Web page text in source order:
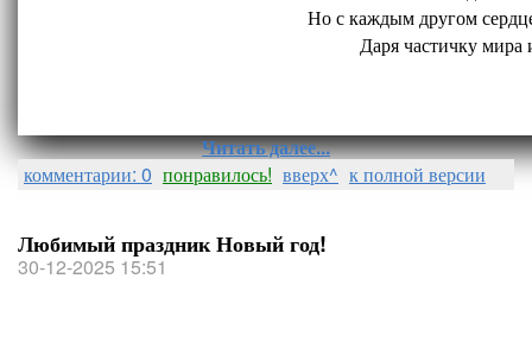
Но с каждым другом
Даря частичку мира
Читать далее...
комментарии: 0 понравилось! вверх^ к полной версии
Любимый праздник Новый год!
30-12-2025 15:51